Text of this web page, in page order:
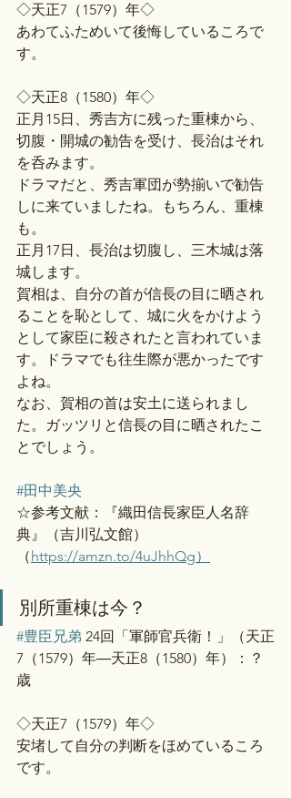
◇天正7（1579）年◇
あわてふためいて後悔しているころで
す。
◇天正8（1580）年◇
正月15日、秀吉方に残った重棟から、
切腹・開城の勧告を受け、長治はそれ
を呑みます。
ドラマだと、秀吉軍団が勢揃いで勧告
しに来ていましたね。もちろん、重棟
も。
正月17日、長治は切腹し、三木城は落
城します。
賀相は、自分の首が信長の目に晒され
ることを恥として、城に火をかけよう
として家臣に殺されたと言われていま
す。ドラマでも往生際が悪かったです
よね。
なお、賀相の首は安土に送られまし
た。ガッツリと信長の目に晒されたこ
とでしょう。
#田中美央
☆参考文献：『織田信長家臣人名辞
典』（吉川弘文館）
（https://amzn.to/4uJhhQg）
別所重棟は今？
#豊臣兄弟 24回「軍師官兵衛！」（天正
7（1579）年―天正8（1580）年）：？
歳
◇天正7（1579）年◇
安堵して自分の判断をほめているころ
です。